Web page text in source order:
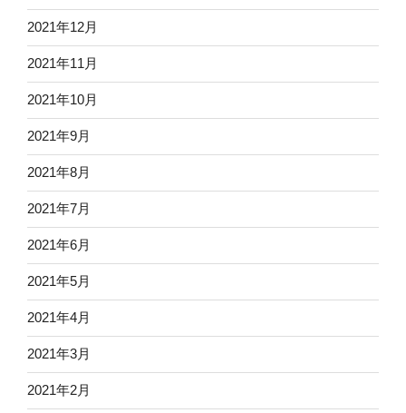
2021年12月
2021年11月
2021年10月
2021年9月
2021年8月
2021年7月
2021年6月
2021年5月
2021年4月
2021年3月
2021年2月